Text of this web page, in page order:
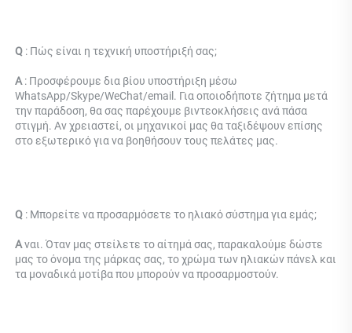
Q : Πώς είναι η τεχνική υποστήριξή σας;
Α : Προσφέρουμε δια βίου υποστήριξη μέσω
WhatsApp/Skype/WeChat/email. Για οποιοδήποτε ζήτημα μετά
την παράδοση, θα σας παρέχουμε βιντεοκλήσεις ανά πάσα
στιγμή. Αν χρειαστεί, οι μηχανικοί μας θα ταξιδέψουν επίσης
στο εξωτερικό για να βοηθήσουν τους πελάτες μας.
Q : Μπορείτε να προσαρμόσετε το ηλιακό σύστημα για εμάς;
Α ναι. Όταν μας στείλετε το αίτημά σας, παρακαλούμε δώστε
μας το όνομα της μάρκας σας, το χρώμα των ηλιακών πάνελ και
τα μοναδικά μοτίβα που μπορούν να προσαρμοστούν.